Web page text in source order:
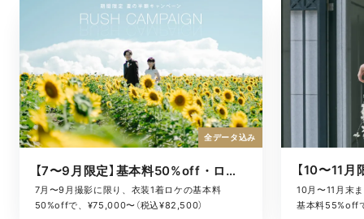
【7〜9月限定】基本料50%off・ロケキャンペーン
7月〜9月撮影に限り、衣装1着ロケの基本料
50%offで、¥75,000〜（税込¥82,500）
全データ込み
10月〜11月末
基本料55%off